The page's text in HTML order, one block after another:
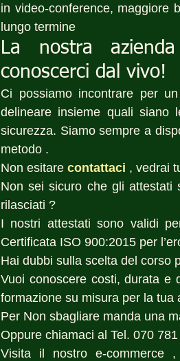
in video-conference, maggiore
lungo termine
La nostra
conoscerci dal vivo!
Ci possiamo incontrare per
delineare insieme quali siano
sicurezza. Siamo sempre a
metodo .
Non esitare contattaci , vedrai
Non sei sicuro che gli attestati
rilasciati ?
I nostri attestati sono validi
Certificata ISO 900:2015 per
Hai dubbi sulla scelta del corso
Vuoi conoscere costi, durata
formazione su misura per la tua
Per Non sbagliare manda una
Oppure chiamaci al Tel. 070
Visita il nostro e-commerce